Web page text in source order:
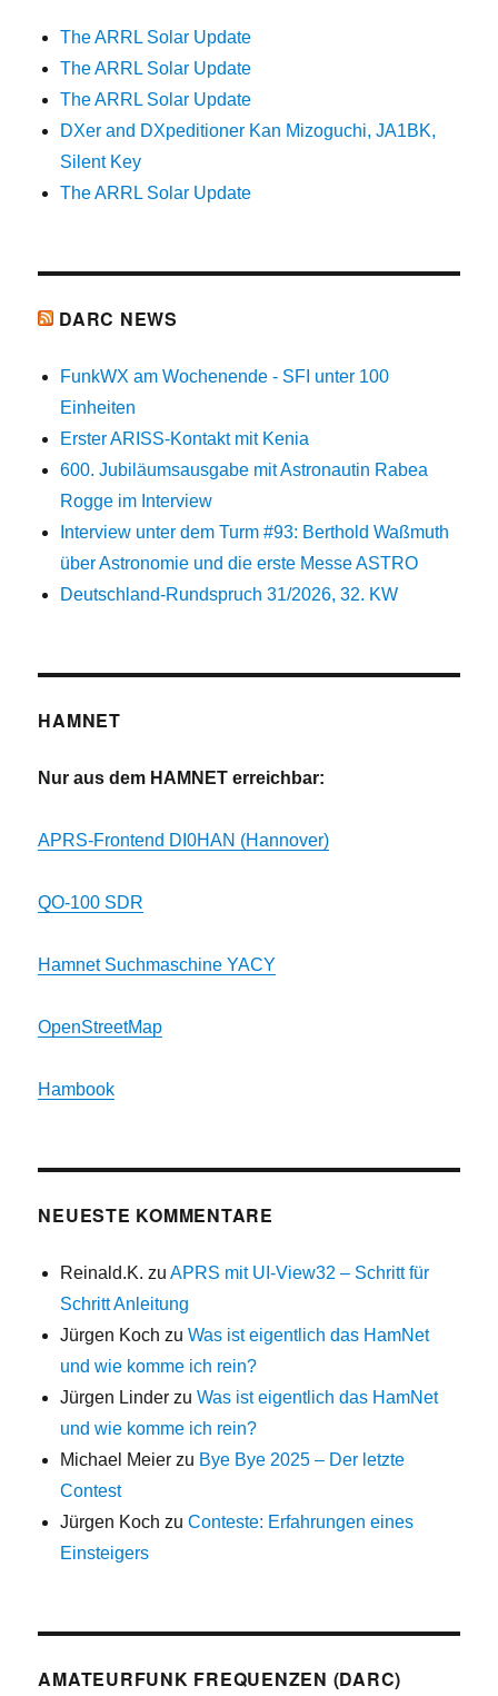
The ARRL Solar Update
The ARRL Solar Update
The ARRL Solar Update
DXer and DXpeditioner Kan Mizoguchi, JA1BK,
Silent Key
The ARRL Solar Update
DARC NEWS
FunkWX am Wochenende - SFI unter 100
Einheiten
Erster ARISS-Kontakt mit Kenia
600. Jubiläumsausgabe mit Astronautin Rabea
Rogge im Interview
Interview unter dem Turm #93: Berthold Waßmuth
über Astronomie und die erste Messe ASTRO
Deutschland-Rundspruch 31/2026, 32. KW
HAMNET
Nur aus dem HAMNET erreichbar:
APRS-Frontend DI0HAN (Hannover)
QO-100 SDR
Hamnet Suchmaschine YACY
OpenStreetMap
Hambook
NEUESTE KOMMENTARE
Reinald.K. zuAPRS mit UI-View32 – Schritt für
Schritt Anleitung
Jürgen Koch zuWas ist eigentlich das HamNet
und wie komme ich rein?
Jürgen Linder zuWas ist eigentlich das HamNet
und wie komme ich rein?
Michael Meier zu Bye Bye 2025 – Der letzte
Contest
Jürgen Koch zuConteste: Erfahrungen eines
Einsteigers
AMATEURFUNK FREQUENZEN (DARC)